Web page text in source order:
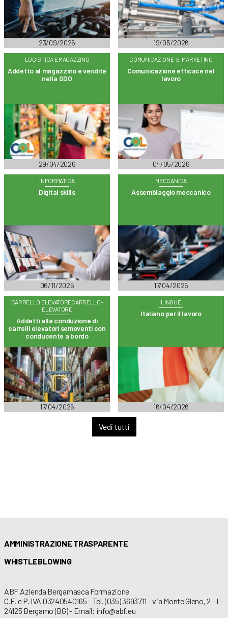
23/09/2026 19/05/2026
LOGISTICA E MAGAZZINO
Addetto al magazzino e vendite
nella GDO
29/04/2026
COMUNICAZIONE-E-MARKETING
Comunicazione efficace nel
lavoro
04/05/2026
INFORMATICA
Digital skills
06/11/2025
MECCANICA
Assemblaggio meccanico
17/04/2026
CARRELLO ELEVATORECARRELLO-
ELEVATORE
Addetti alla conduzione di
carrelli elevatori semoventi con
conducente a bordo
17/04/2026
LINGUE
Italiano per il lavoro
16/04/2026
Vedi tutti
AMMINISTRAZIONE TRASPARENTE
WHISTLEBLOWING
ABF Azienda Bergamasca Formazione
C.F. e P. IVA 03240540165 - Tel. (035) 3693711 - via Monte Gleno, 2 - I -
24125 Bergamo (BG) - Email: info@abf.eu